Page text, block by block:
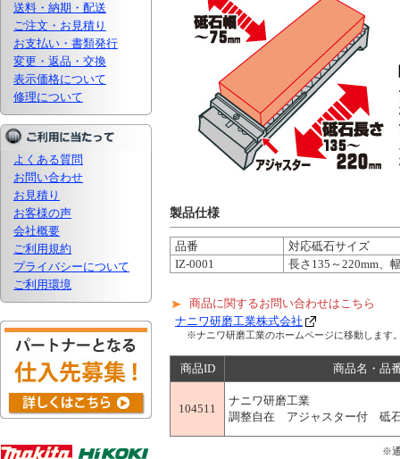
送料・納期・配送
ご注文・お見積り
お支払い・書類発行
変更・返品・交換
表示価格について
修理について
よくある質問
お問い合わせ
お見積り
お客様の声
会社概要
ご利用規約
プライバシーについて
ご利用環境
製品仕様
品番
対応砥石サイズ
IZ-0001
長さ135～220mm、
商品に関するお問い合わせはこちら
ナニワ研磨工業株式会社
※ナニワ研磨工業のホームページに移動します
商品ID 商品名・品
104511
ナニワ研磨工業
調整自在 アジャスター付 砥
※